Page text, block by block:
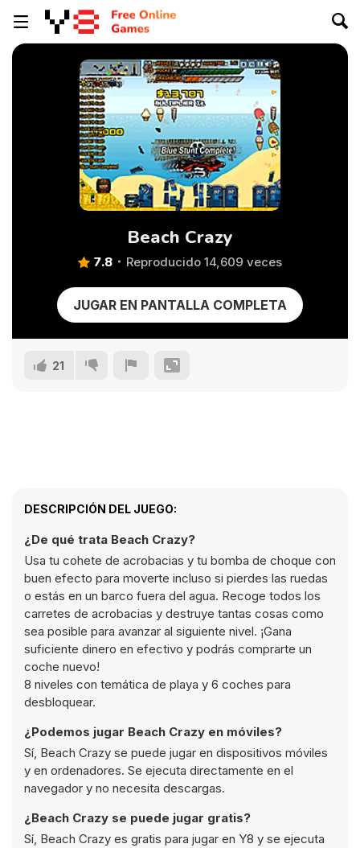
Beach Crazy
7.8 Reproducido 14,609 veces
JUGAR EN PANTALLA COMPLETA
21
DESCRIPCIÓN DEL JUEGO:
¿De qué trata Beach Crazy?
Usa tu cohete de acrobacias y tu bomba de choque con
buen efecto para moverte incluso si pierdes las ruedas
o estás en un barco fuera del agua. Recoge todos los
carretes de acrobacias y destruye tantas cosas como
sea posible para avanzar al siguiente nivel. ¡Gana
suficiente dinero en efectivo y podrás comprarte un
coche nuevo!
8 niveles con temática de playa y 6 coches para
desbloquear.
¿Podemos jugar Beach Crazy en móviles?
Sí, Beach Crazy se puede jugar en dispositivos móviles
y en ordenadores. Se ejecuta directamente en el
navegador y no necesita descargas.
¿Beach Crazy se puede jugar gratis?
Sí, Beach Crazy es gratis para jugar en Y8 y se ejecuta